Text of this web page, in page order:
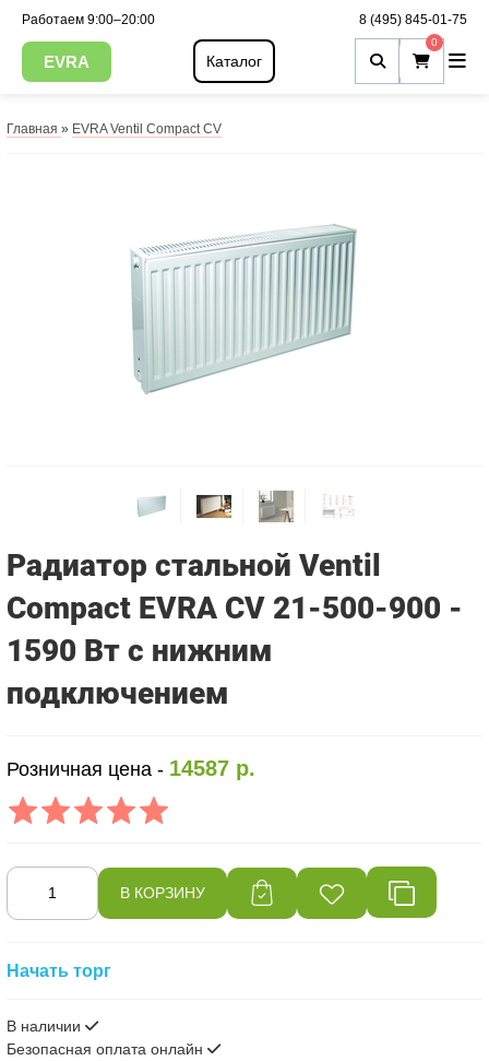
Работаем 9:00–20:00 8 (495) 845-01-75
EVRA Каталог
0
Главная » EVRA Ventil Compact CV
Радиатор стальной Ventil
Compact EVRA CV 21-500-900 -
1590 Вт с нижним
подключением
Розничная цена - 14587 р.
Начать торг
В наличии
Безопасная оплата онлайн